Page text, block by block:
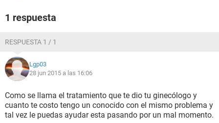
1 respuesta
RESPUESTA 1 / 1
Lgp03
28 jun 2015 a las 16:06
Como se llama el tratamiento que te dio tu ginecólogo y
cuanto te costo tengo un conocido con el mismo problema y
tal vez le puedas ayudar esta pasando por un mal momento.